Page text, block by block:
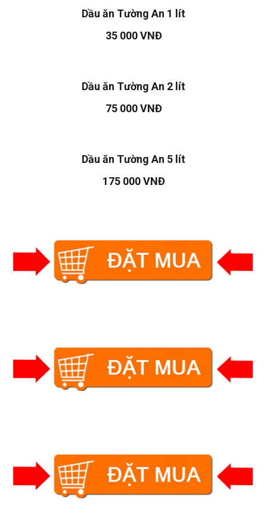
Dầu ăn Tường An 1 lít
35 000 VNĐ
Dầu ăn Tường An 2 lít
75 000 VNĐ
Dầu ăn Tường An 5 lít
175 000 VNĐ